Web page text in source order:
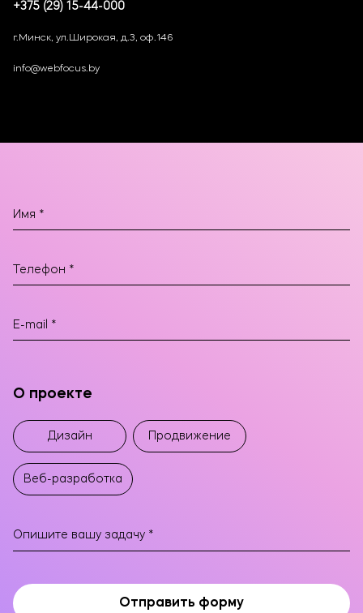
+375 (29) 15-44-000
г.Минск, ул.Широкая, д.3, оф.146
info@webfocus.by
О проекте
Дизайн Продвижение
Веб-разработка
Отправить форму
Оставьте заявку!